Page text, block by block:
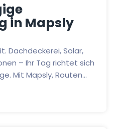
in Mapsly
Dachdeckerei, Solar,
– Ihr Tag richtet sich
Mit Mapsly, Routen...